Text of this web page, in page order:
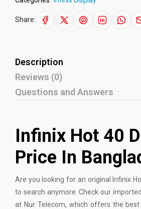
Share:
Description
Reviews (0)
Questions and Answers
Infinix Hot 40
Price In
Are you looking for an original Infinix
to search anymore. Check our
at Nur Telecom, which offers the best